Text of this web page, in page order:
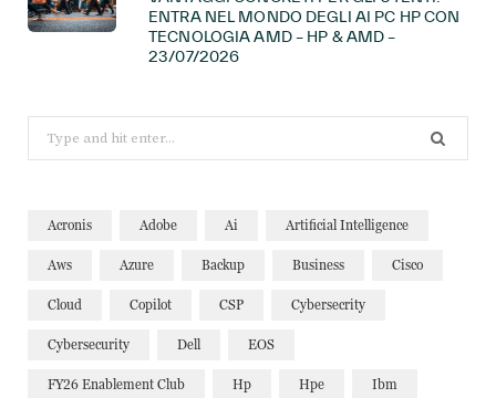
ENTRA NEL MONDO DEGLI AI PC HP CON
TECNOLOGIA AMD – HP & AMD –
23/07/2026
for:
Acronis Adobe Ai Artificial Intelligence
Aws Azure Backup Business Cisco
Cloud Copilot CSP Cybersecrity
Cybersecurity Dell EOS
FY26 Enablement Club Hp Hpe Ibm